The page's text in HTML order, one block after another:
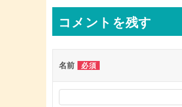
ナ
ビ
ー
ョ
コメントを残す
名前 必須